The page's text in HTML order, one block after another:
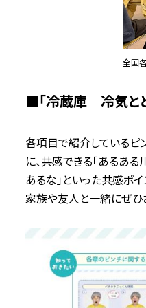
全国
■「冷蔵庫 冷気と
各項目で紹介しているピ
に、共感できる「あるあ
あるな」といった共感ポ
家族や友人と一緒にぜひ